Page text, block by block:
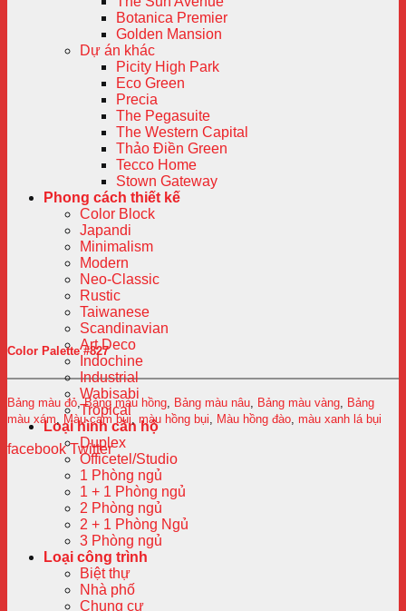
Botanica Premier
Golden Mansion
Dự án khác
Picity High Park
Eco Green
Precia
The Pegasuite
The Western Capital
Thảo Điền Green
Tecco Home
Stown Gateway
Phong cách thiết kế
Color Block
Japandi
Minimalism
Modern
Neo-Classic
Rustic
Taiwanese
Scandinavian
Art Deco
Indochine
Industrial
Wabisabi
Tropical
Loại hình căn hộ
Duplex
Officetel/Studio
1 Phòng ngủ
1 + 1 Phòng ngủ
2 Phòng ngủ
2 + 1 Phòng Ngủ
3 Phòng ngủ
Loại công trình
Biệt thự
Nhà phố
Chung cư
Color Palette #827
Bảng màu đỏ ,Bảng màu hồng Bảng màu nâu Bảng màu vàng Bảng
màu xám
Màu cam bụi màu hồng bụi Màu hồng đào màu xanh lá bụi
facebook Twitter